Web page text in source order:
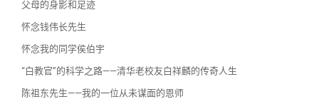
父母的身影和足迹
怀念钱伟长先生
怀念我的同学侯伯宇
“白教官”的科学之路——清华老校友白祥麟的传奇人生
陈祖东先生——我的一位从未谋面的恩师